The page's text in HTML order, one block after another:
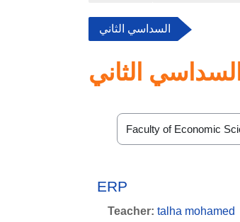
السداسي الثاني
السداسي الثاني
Course categories
ERP
Teacher: talha mohamed